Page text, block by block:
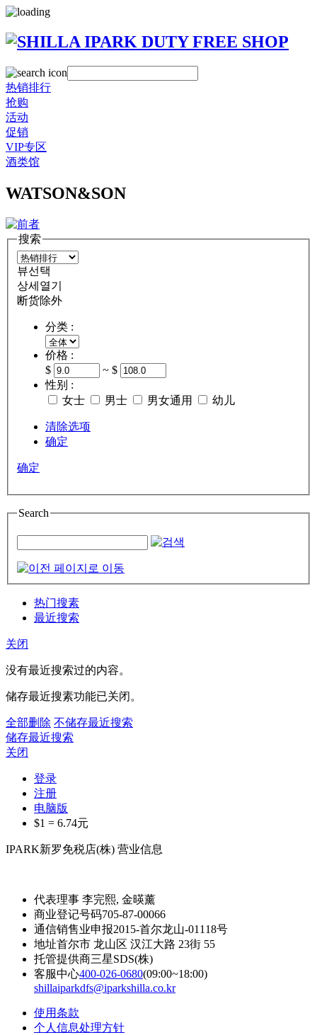
热销排行
抢购
活动
促销
VIP专区
酒类馆
WATSON&SON
搜索
뷰선택
상세열기
断货除外
分类 :
价格 :
$
~ $
性别 :
女士
男士 男女通用 幼儿
清除选项
确定
确定
Search
热门搜素
最近搜索
关闭
没有最近搜索过的内容。
储存最近搜素功能已关闭。
全部删除 不储存最近搜索
储存最近搜索
关闭
登录
注册
电脑版
$1 = 6.74元
IPARK新罗免税店(株) 营业信息
代表理事 李完熙, 金暎薰
商业登记号码705-87-00066
通信销售业申报2015-首尔龙山-01118号
地址首尔市 龙山区 汉江大路 23街 55
托管提供商三星SDS(株)
客服中心400-026-0680(09:00~18:00)
shillaiparkdfs@iparkshilla.co.kr
使用条款
个人信息处理方针